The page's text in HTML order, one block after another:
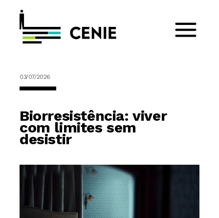
03/07/2026
Biorresistência: viver
com limites sem
desistir